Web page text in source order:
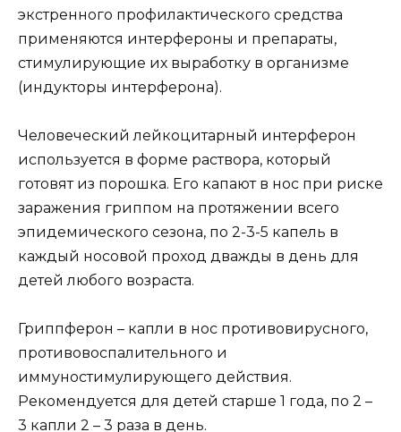
экстренного профилактического средства
применяются интерфероны и препараты,
стимулирующие их выработку в организме
(индукторы интерферона).
Человеческий лейкоцитарный интерферон
используется в форме раствора, который
готовят из порошка. Его капают в нос при риске
заражения гриппом на протяжении всего
эпидемического сезона, по 2-3-5 капель в
каждый носовой проход дважды в день для
детей любого возраста.
Гриппферон – капли в нос противовирусного,
противовоспалительного и
иммуностимулирующего действия.
Рекомендуется для детей старше 1 года, по 2 –
3 капли 2 – 3 раза в день.